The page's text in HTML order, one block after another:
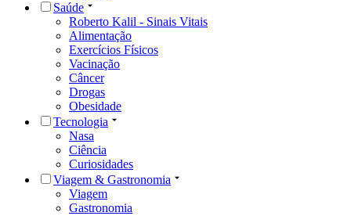
Saúde
Roberto Kalil - Sinais Vitais
Alimentação
Exercícios Físicos
Vacinação
Câncer
Drogas
Obesidade
Tecnologia
Nasa
Ciência
Curiosidades
Viagem & Gastronomia
Viagem
Gastronomia